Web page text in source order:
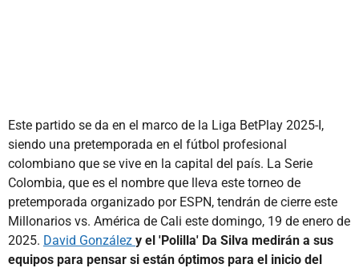
Este partido se da en el marco de la Liga BetPlay 2025-I,
siendo una pretemporada en el fútbol profesional
colombiano que se vive en la capital del país. La Serie
Colombia, que es el nombre que lleva este torneo de
pretemporada organizado por ESPN, tendrán de cierre este
Millonarios vs. América de Cali este domingo, 19 de enero de
2025. David González y el 'Polilla' Da Silva medirán a sus
equipos para pensar si están óptimos para el inicio del